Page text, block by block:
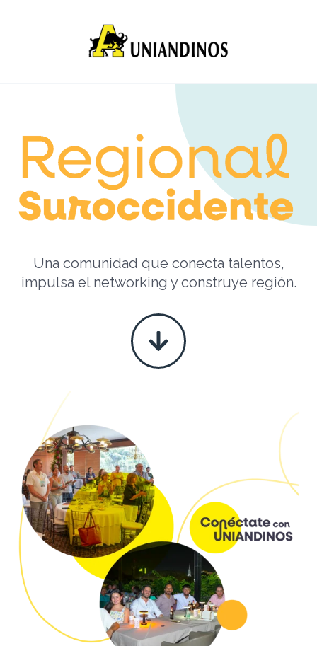
Una comunidad que conecta talentos,
impulsa el networking y construye región.